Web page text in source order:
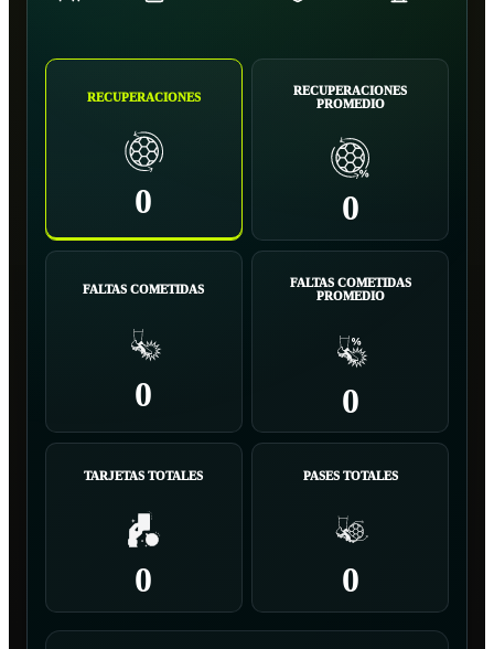
RECUPERACIONES
0
RECUPERACIONES
PROMEDIO
0
FALTAS COMETIDAS
0
FALTAS COMETIDAS
PROMEDIO
0
TARJETAS TOTALES
0
PASES TOTALES
0